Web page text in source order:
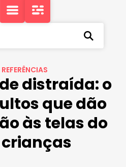
distraída: o
que dão
às telas do